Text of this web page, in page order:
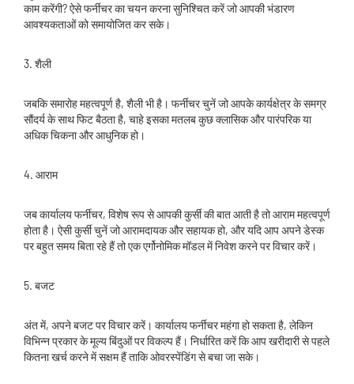
काम करेंगी? ऐसे फर्नीचर का चयन करना सुनिश्चित करें जो आपकी भंडारण
आवश्यकताओं को समायोजित कर सके।
3. शैली
जबकि समारोह महत्वपूर्ण है, शैली भी है। फर्नीचर चुनें जो आपके कार्यक्षेत्र के समग्र
सौंदर्य के साथ फिट बैठता है, चाहे इसका मतलब कुछ क्लासिक और पारंपरिक या
अधिक चिकना और आधुनिक हो।
4. आराम
जब कार्यालय फर्नीचर, विशेष रूप से आपकी कुर्सी की बात आती है तो आराम महत्वपूर्ण
होता है। ऐसी कुर्सी चुनें जो आरामदायक और सहायक हो, और यदि आप अपने डेस्क
पर बहुत समय बिता रहे हैं तो एक एर्गोनोमिक मॉडल में निवेश करने पर विचार करें।
5. बजट
अंत में, अपने बजट पर विचार करें। कार्यालय फर्नीचर महंगा हो सकता है, लेकिन
विभिन्न प्रकार के मूल्य बिंदुओं पर विकल्प हैं। निर्धारित करें कि आप खरीदारी से पहले
कितना खर्च करने में सक्षम हैं ताकि ओवरस्पेंडिंग से बचा जा सके।